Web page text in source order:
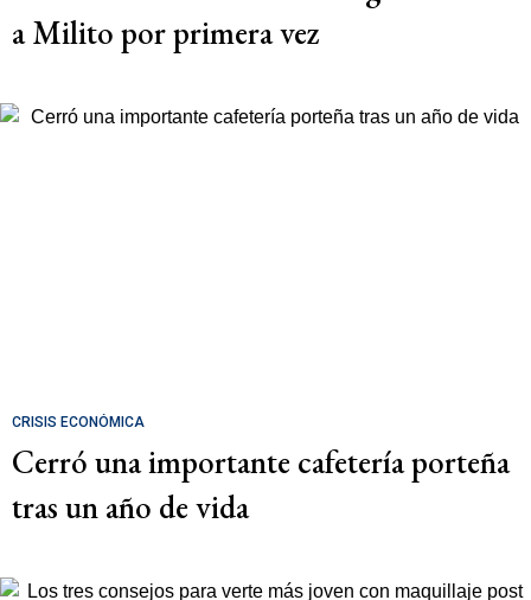
a Milito por primera vez
CRISIS ECONÓMICA
Cerró una importante cafetería porteña
tras un año de vida